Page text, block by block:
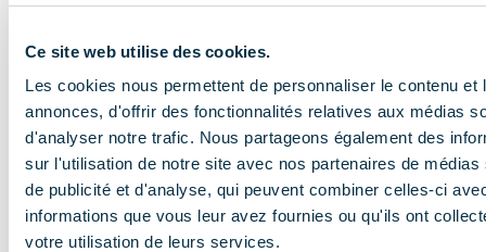
Ce site web utilise des cookies.
Les cookies nous permettent de personnaliser le contenu et
annonces, d'offrir des fonctionnalités relatives aux médias
d'analyser notre trafic. Nous partageons également des
sur l'utilisation de notre site avec nos partenaires de médias
de publicité et d'analyse, qui peuvent combiner celles-ci
informations que vous leur avez fournies ou qu'ils ont
votre utilisation de leurs services.
NOS MISSIONS
Le COMIDENT
apporte son